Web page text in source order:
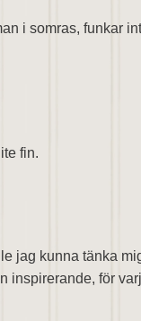
i somras, funkar
fin.
jag kunna tänka
för